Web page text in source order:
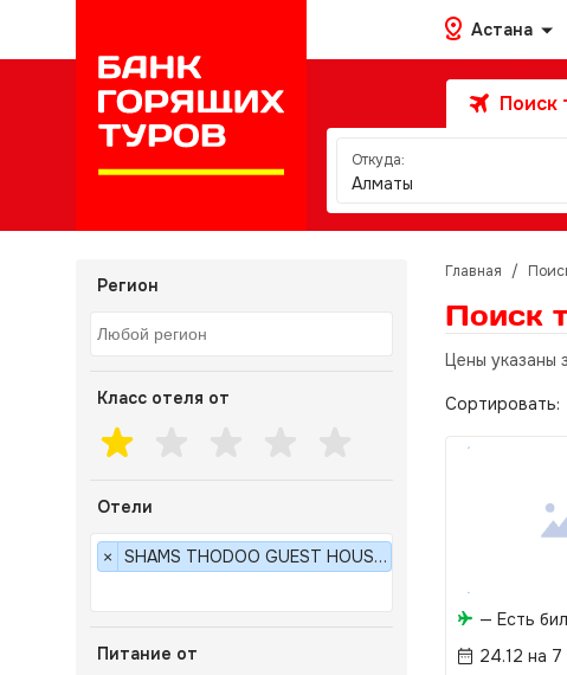
Астана
Поиск
Откуда:
Алматы
Регион
Класс отеля от
Отели
× SHAMS THODOO GUEST HOUSE 3*
Питание от
Главная /
Поиск
Цены указаны
Сортировать:
— Есть
24.12 на 7